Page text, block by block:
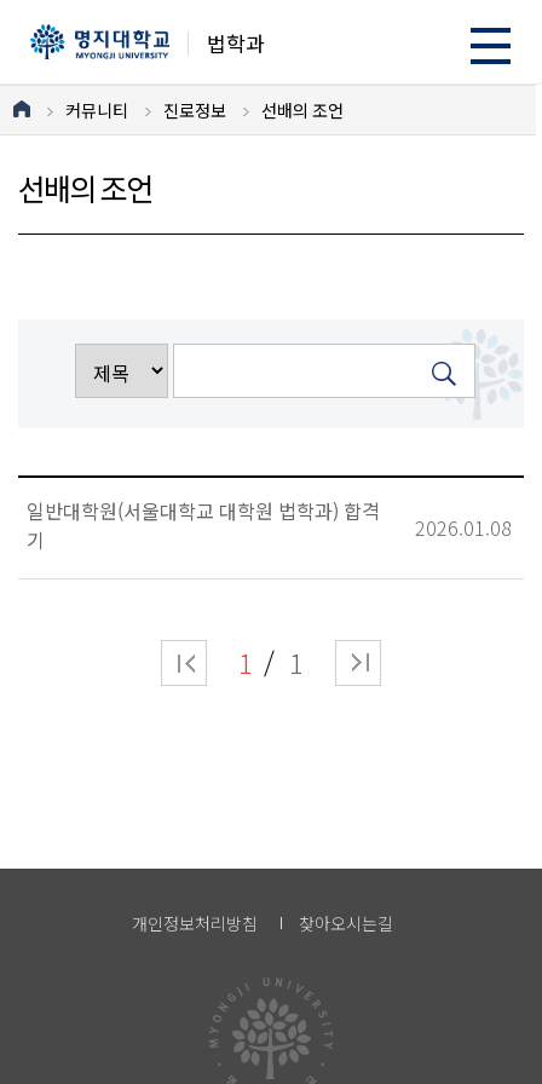
법학과
커뮤니티 진로정보 선배의 조언
선배의 조언
일반대학원(서울대학교 대학원 법학과) 합격
기
2026.01.08
1 1
개인정보처리방침 찾아오시는길